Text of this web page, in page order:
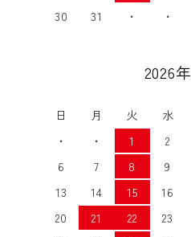
30
31 ・ ・
2026
日 月 火 水
・
・ 1 2
6
7 8 9
13
14 15 16
20
21 22 23